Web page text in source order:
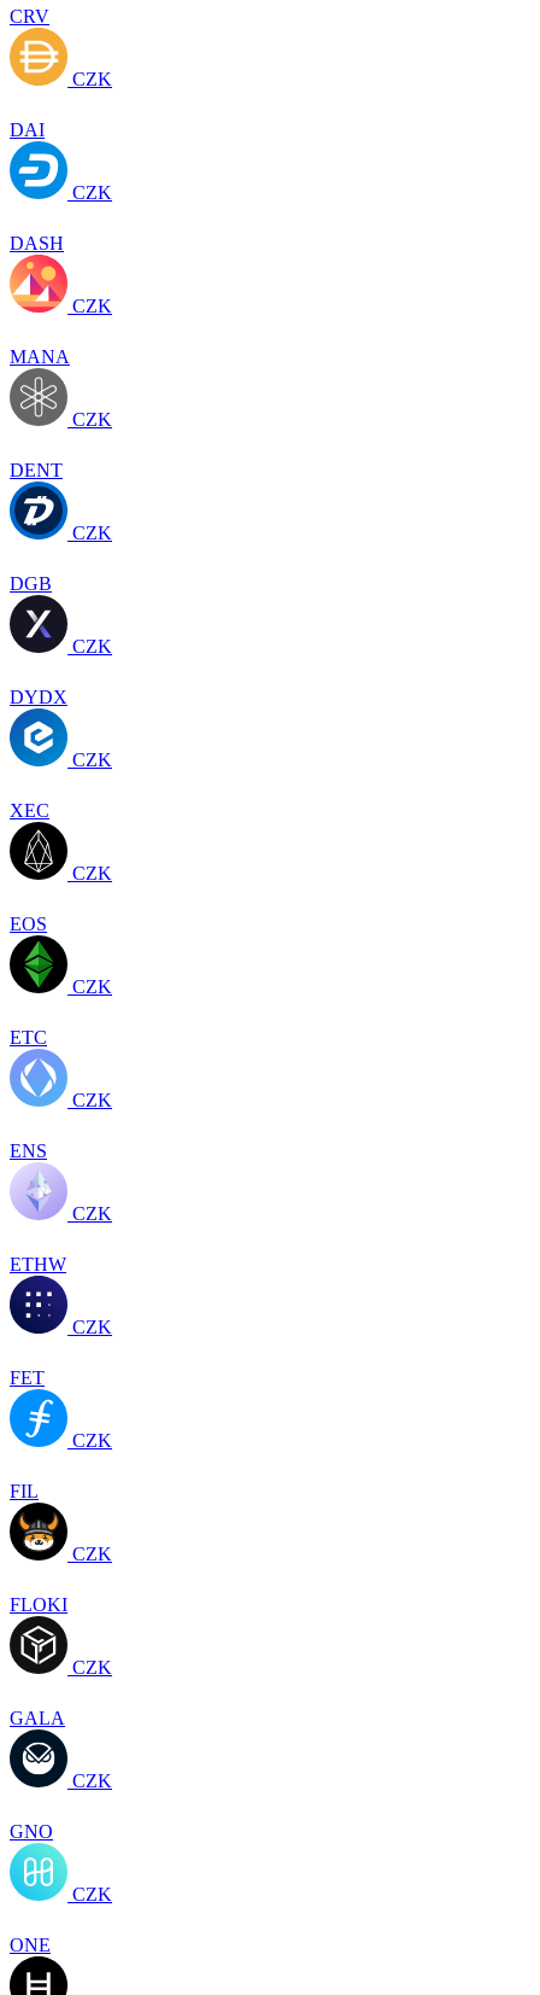
CRV
CZK
DAI
CZK
DASH
CZK
MANA
CZK
DENT
CZK
DGB
CZK
DYDX
CZK
XEC
CZK
EOS
CZK
ETC
CZK
ENS
CZK
ETHW
CZK
FET
CZK
FIL
CZK
FLOKI
CZK
GALA
CZK
GNO
CZK
ONE